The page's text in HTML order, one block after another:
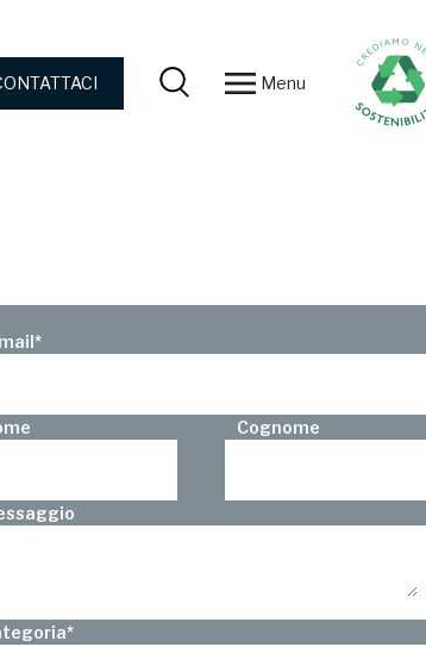
Menu
*
Cognome
*